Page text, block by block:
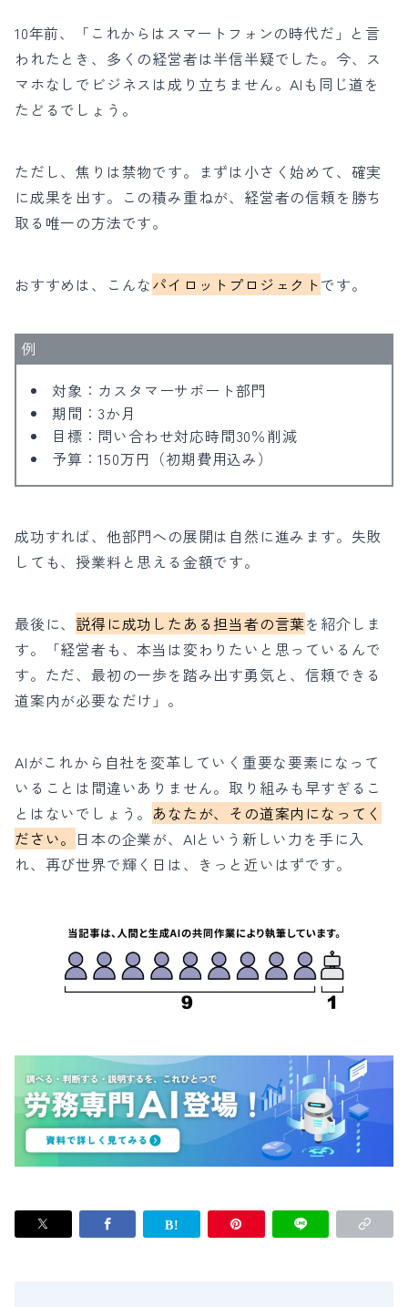
10年前、「これからはスマートフォンの時代だ」と言
われたとき、多くの経営者は半信半疑でした。今、ス
マホなしでビジネスは成り立ちません。AIも同じ道を
たどるでしょう。
ただし、焦りは禁物です。まずは小さく始めて、確実
に成果を出す。この積み重ねが、経営者の信頼を勝ち
取る唯一の方法です。
おすすめは、こんなパイロットプロジェクトです。
例
対象：カスタマーサポート部門
期間：3か月
目標：問い合わせ対応時間30％削減
予算：150万円（初期費用込み）
成功すれば、他部門への展開は自然に進みます。失敗
しても、授業料と思える金額です。
最後に、 説得に成功したある担当者の言葉を紹介しま
す。「経営者も、本当は変わりたいと思っているんで
す。ただ、最初の一歩を踏み出す勇気と、信頼できる
道案内が必要なだけ」。
AIがこれから自社を変革していく重要な要素になって
いることは間違いありません。取り組みも早すぎるこ
とはないでしょう。 あなたが、その道案内になってく
ださい。 日本の企業が、AIという新しい力を手に入
れ、再び世界で輝く日は、きっと近いはずです。